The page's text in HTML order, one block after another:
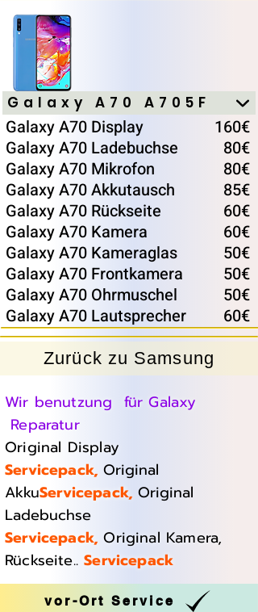
Galaxy A70 A705F
Galaxy A70 Display
Galaxy A70 Ladebuchse
Galaxy A70 Mikrofon
Galaxy A70 Akkutausch
Galaxy A70 Rückseite
Galaxy A70 Kamera
Galaxy A70 Kameraglas
Galaxy A70 Frontkamera
Galaxy A70 Ohrmuschel
Galaxy A70 Lautsprecher
160€
80€
80€
85€
60€
60€
50€
50€
50€
60€
Zurück zu Samsung
Wir benutzung für Galaxy
Reparatur
Original Display
Servicepack,Original
AkkuServicepack,Original
Ladebuchse
Servicepack,Original Kamera,
Rückseite..Servicepack
vor-Ort Service